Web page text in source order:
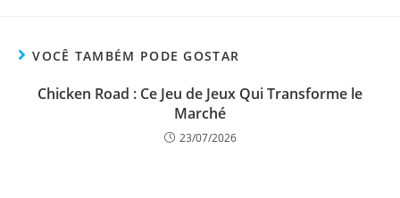
VOCÊ TAMBÉM PODE GOSTAR
Chicken Road : Ce Jeu de Jeux Qui Transforme le
Marché
23/07/2026